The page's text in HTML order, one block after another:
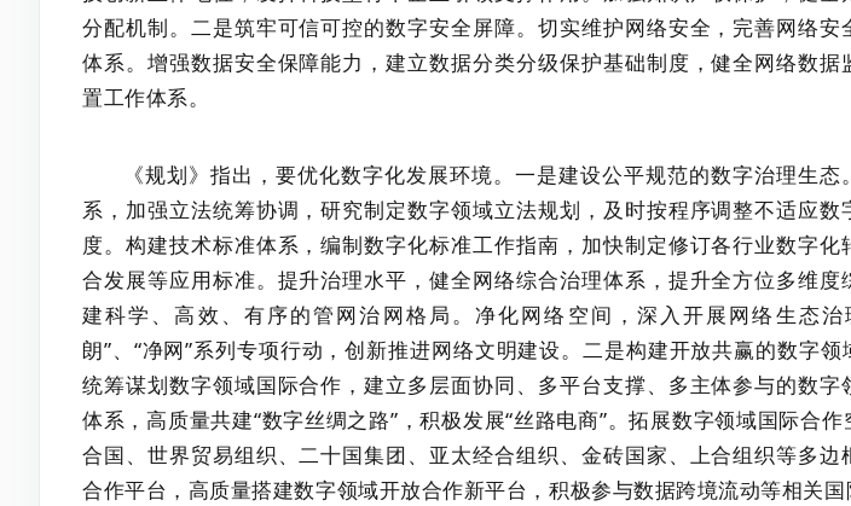
分配机制。二是筑牢可信可控的数字安全屏障。切实维护网络安全，完善网络安
体系。增强数据安全保障能力，建立数据分类分级保护基础制度，健全网络数据
置工作体系。
《规划》指出，要优化数字化发展环境。一是建设公平规范的数字治理生
系，加强立法统筹协调，研究制定数字领域立法规划，及时按程序调整不适应数
度。构建技术标准体系，编制数字化标准工作指南，加快制定修订各行业数字化
合发展等应用标准。提升治理水平，健全网络综合治理体系，提升全方位多维度
建科学、高效、有序的管网治网格局。净化网络空间，深入开展网络生态治
朗”、“净网”系列专项行动，创新推进网络文明建设。二是构建开放共赢的数字领
统筹谋划数字领域国际合作，建立多层面协同、多平台支撑、多主体参与的数字
体系，高质量共建“数字丝绸之路”，积极发展“丝路电商”。拓展数字领域国际合
合国、世界贸易组织、二十国集团、亚太经合组织、金砖国家、上合组织等多边
合作平台，高质量搭建数字领域开放合作新平台，积极参与数据跨境流动等相关国